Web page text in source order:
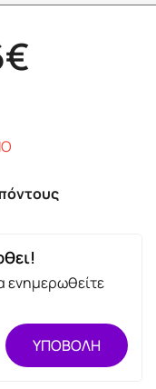
ενημερωθείτε
ΥΠΟΒΟΛΗ